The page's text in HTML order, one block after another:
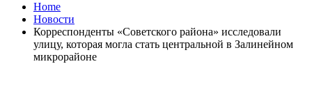
Home
Новости
Корреспонденты «Советского района» исследовали
улицу, которая могла стать центральной в Залинейном
микрорайоне